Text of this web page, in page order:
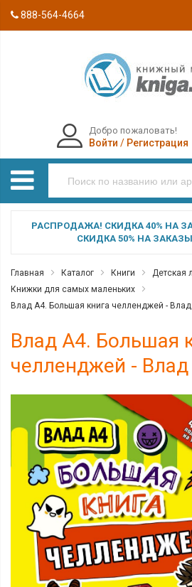
888-564-4664
Добро пожаловать!
Войти / Регистрация
РАСПРОДАЖА! СКИДКА 40% НА
СКИДКА 50% НА ЗАКАЗЫ
Главная Каталог Книги
Детская
Книжки для самых маленьких
Влад А4. Большая книга челленджей -
Влад А4. Большая
челленджей - Влад